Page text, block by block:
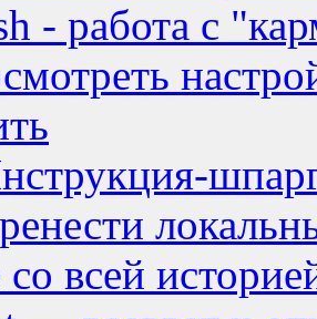
- работа с
со всей